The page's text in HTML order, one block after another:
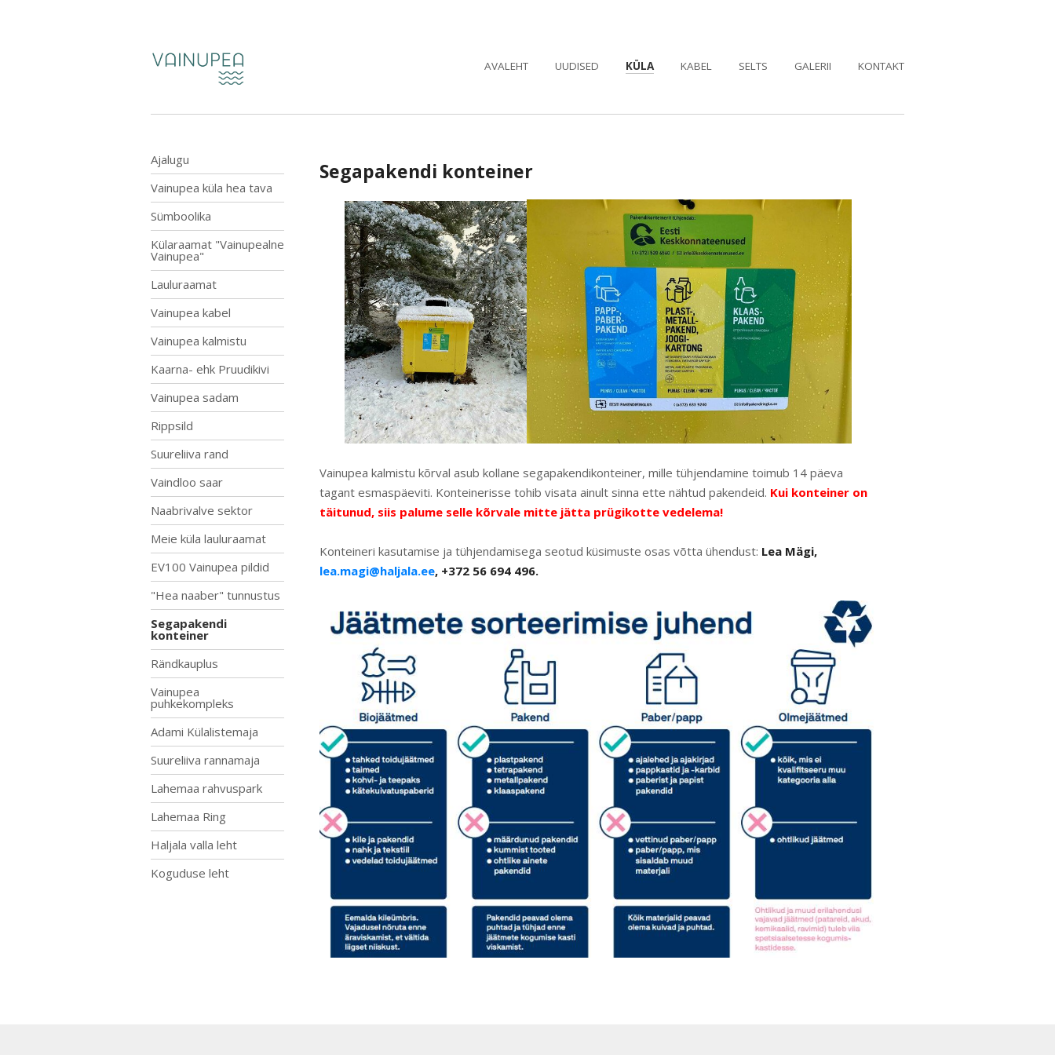
AVALEHT UUDISED KÜLA KABEL SELTS GALERII KONTAKT
Ajalugu
Vainupea küla hea tava
Sümboolika
Külaraamat "Vainupealne
Vainupea"
Lauluraamat
Vainupea kabel
Vainupea kalmistu
Kaarna- ehk Pruudikivi
Vainupea sadam
Rippsild
Suureliiva rand
Vaindloo saar
Naabrivalve sektor
Meie küla lauluraamat
EV100 Vainupea pildid
"Hea naaber" tunnustus
Segapakendi
konteiner
Rändkauplus
Vainupea
puhkekompleks
Adami Külalistemaja
Suureliiva rannamaja
Lahemaa rahvuspark
Lahemaa Ring
Haljala valla leht
Koguduse leht
Segapakendi konteiner
Vainupea kalmistu kõrval asub kollane segapakendikonteiner, mille tühjendamine toimub 14 päeva
tagant esmaspäeviti. Konteinerisse tohib visata ainult sinna ette nähtud pakendeid. Kui konteiner on
täitunud, siis palume selle kõrvale mitte jätta prügikotte vedelema!
Konteineri kasutamise ja tühjendamisega seotud küsimuste osas võtta ühendust: Lea Mägi,
lea.magi@haljala.ee, +372 56 694 496.